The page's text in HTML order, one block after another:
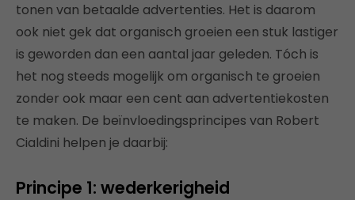
tonen van betaalde advertenties. Het is daarom
ook niet gek dat organisch groeien een stuk lastiger
is geworden dan een aantal jaar geleden. Tóch is
het nog steeds mogelijk om organisch te groeien
zonder ook maar een cent aan advertentiekosten
te maken. De beïnvloedingsprincipes van Robert
Cialdini helpen je daarbij:
Principe 1: wederkerigheid